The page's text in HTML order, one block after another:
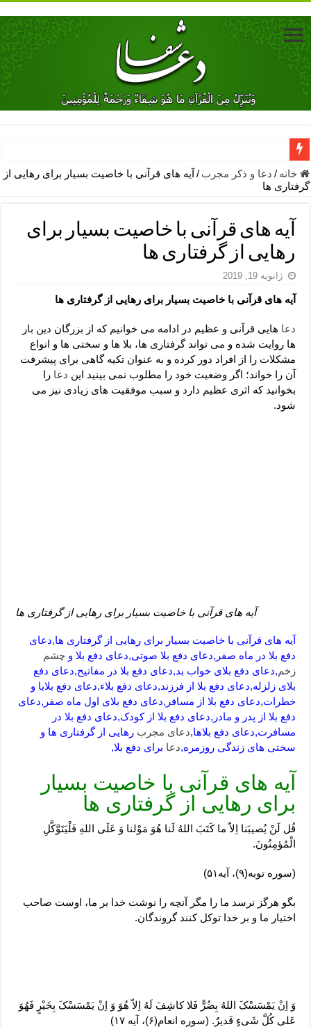
دعای جلب محبت فوری معشوق – دعای جلب محبت شوهر
دعای مشکل گشا برای رفع فقر – ذکرهای روزی‌ بخش
معجزات دعای یا من اظهر الجمیل – دعای یا من اظهر الجمیل برای
مهم ترین اذکار الهی و فضیلت آن ها – ذکر مخصوص مستجاب الدعوه
دعا برای ترس بچه ها در خواب – دعای ترس و بی خوابی کودکان
نماز حاجت برای کار گشایی- دعای رفع مشکلات و طلب حاجت
لا حول ولا قوة الا بالله برای چشم زخم – دعای چشم زخم ماشاالله
دعای قوی رفع ترس – دعای مجرب برای آرامش قلب و رفع اضطراب
دعا برای پولدار شدن در یک روز – دعای ثروت حضرت سلیمان
خانه / دعا و ذکر مجرب / آیه های قرآنی با خاصیت بسیار برای رهایی از
گرفتاری ها
آیه های قرآنی با خاصیت بسیار برای
رهایی از گرفتاری ها
ژانویه 19, 2019
آیه های قرآنی با خاصیت بسیار برای رهایی از گرفتاری ها
دعا هایی قرآنی و عظیم در ادامه می خوانیم که از بزرگان دین بار
ها روایت شده و می تواند گرفتاری ها، بلا ها و سختی ها و انواع
مشکلات را از افراد دور کرده و به عنوان تکیه گاهی برای پیشرفت
آن را خواند؛ اگر وضعیت خود را مطلوب نمی بینید این دعا را
بخوانید که اثری عظیم دارد و سبب موفقیت های زیادی نیز می
شود.
آیه های قرآنی با خاصیت بسیار برای رهایی از گرفتاری ها
آیه های قرآنی با خاصیت بسیار برای رهایی از گرفتاری ها,دعای
دفع بلا در ماه صفر,دعای دفع بلا صوتی,دعای دفع بلا و چشم
زخم,دعای دفع بلای خواب بد,دعای دفع بلا در مفاتیح,دعای دفع
بلای زلزله,دعای دفع بلا از فرزند,دعای دفع بلاء,دعای دفع بلایا و
خطرات,دعای دفع بلا از مسافر,دعای دفع بلای اول ماه صفر,دعای
دفع بلا از پدر و مادر,دعای دفع بلا از کودک,دعای دفع بلا در
مسافرت,دعای دفع بلاها,دعای مجرب رهایی از گرفتاری ها و
سختی های زندگی روزمره,دعا برای دفع بلا,
آیه های قرآنی با خاصیت بسیار
برای رهایی از گرفتاری ها
قُل لَنْ یُصیبَنا اِلاّ ما کَتَبَ اللهُ لَنا هُوَ مَوْلنا وَ عَلَی اللهِ فَلْیَتَوَّکَّلِ
الْمُؤمِنُونَ.
(سوره توبه(۹)، آیه۵۱)
بگو هرگز نرسد ما را مگر آنچه را نوشت خدا بر ما، اوست صاحب
اختیار ما و بر خدا توکل کنند گروندگان.
وَ اِنْ یَمْسَسْکَ اللهُ بِضُرًّ فَلا کاشِفَ لَهُ اِلاّ هُوَ وَ اِنْ یَمْسَسْکَ بِخَیْرٍ فَهُوَ
عَلی کُلَّ شَیءٍ قَدیرٌ. (سوره انعام(۶)، آیه ۱۷)